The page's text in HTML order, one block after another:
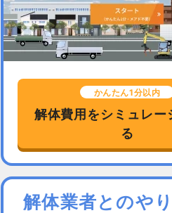
かんたん1分以内
解体費用をシミュレー
る
解体業者とのや